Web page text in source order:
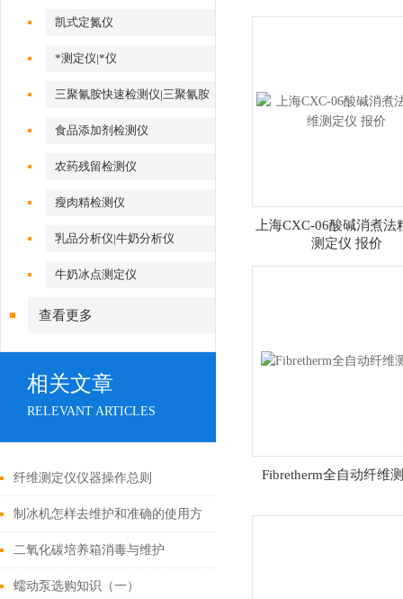
凯式定氮仪
*测定仪|*仪
三聚氰胺快速检测仪|三聚氰胺
测定仪
食品添加剂检测仪
农药残留检测仪
瘦肉精检测仪
乳品分析仪|牛奶分析仪
牛奶冰点测定仪
查看更多
相关文章
RELEVANT ARTICLES
纤维测定仪仪器操作总则
制冰机怎样去维护和准确的使用方
法
二氧化碳培养箱消毒与维护
蠕动泵选购知识（一）
上海CXC-06酸碱消煮法
测定仪 报价
Fibretherm全自动纤维